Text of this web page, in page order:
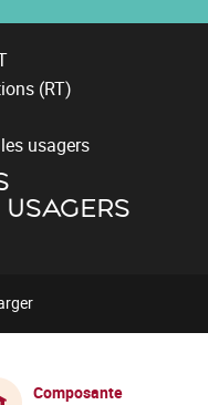
(RT)
usagers
Composante